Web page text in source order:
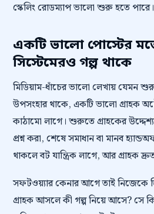
স্কেলিং রোডম্যাপ ভালো শুরু হতে পারে।
একটি ভালো পোস্টের
সিস্টেমেরও গল্প থাকে
মিডিয়াম-ধাঁচের ভালো লেখায় যেমন
উপসংহার থাকে, একটি ভালো গ্রাহক
কাঠামো লাগে। শুরুতে গ্রাহকের
প্রশ্ন করা, শেষে সমাধান বা মানব
থাকলে বট যান্ত্রিক লাগে, আর গ্রাহক
সফটওয়্যার কেনার আগে তাই
গ্রাহক আসলে কী গল্প নিয়ে আসে? সে